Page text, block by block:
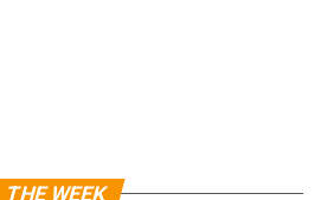
THE WEEK